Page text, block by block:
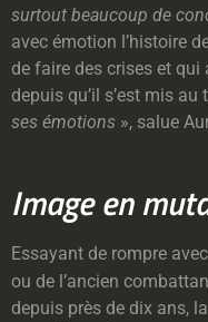
surtout beaucoup de
avec émotion l’histoire
de faire des crises et qui
depuis qu’il s’est mis au
ses émotions », salue
Image en
Essayant de rompre
ou de l’ancien
depuis près de dix ans,